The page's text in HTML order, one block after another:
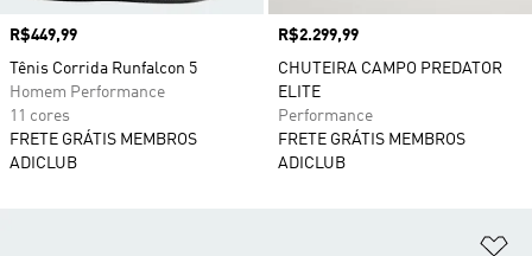
Preço
R$449,99
Tênis Corrida Runfalcon 5
Homem Performance
11 cores
FRETE GRÁTIS MEMBROS
ADICLUB
Preço
R$2.299,99
CHUTEIRA CAMPO PREDATOR
ELITE
Performance
FRETE GRÁTIS MEMBROS
ADICLUB